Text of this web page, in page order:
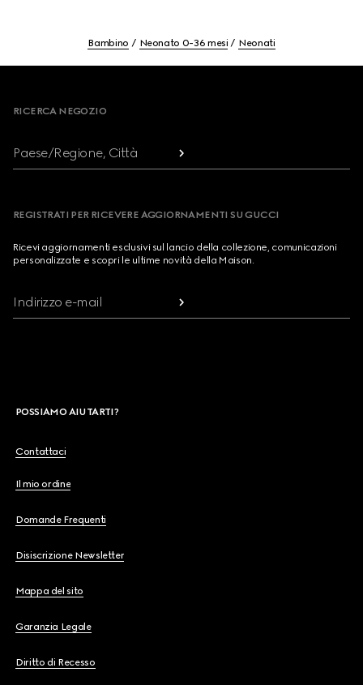
Bambino Neonato 0-36 mesi Neonati
RICERCA NEGOZIO
Paese/Regione, Città
REGISTRATI PER RICEVERE AGGIORNAMENTI SU GUCCI
Ricevi aggiornamenti esclusivi sul lancio della collezione, comunicazioni
personalizzate e scopri le ultime novità della Maison.
Indirizzo e-mail
POSSIAMO AIUTARTI?
Contattaci
Il mio ordine
Domande Frequenti
Disiscrizione Newsletter
Mappa del sito
Garanzia Legale
Diritto di Recesso